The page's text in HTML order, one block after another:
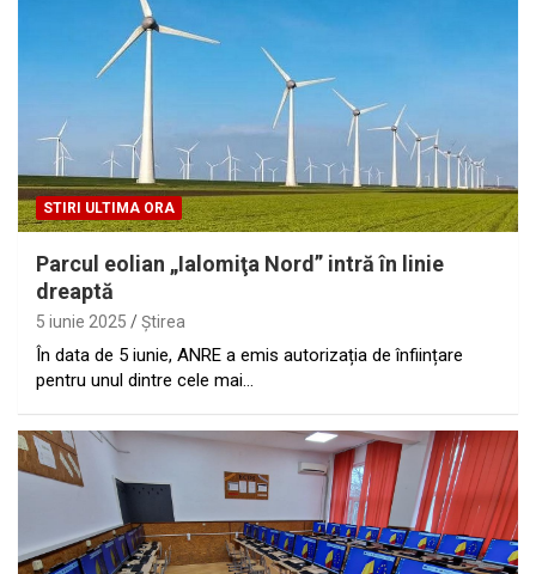
STIRI ULTIMA ORA
Parcul eolian „Ialomiţa Nord” intră în linie
dreaptă
5 iunie 2025 Ştirea
În data de 5 iunie, ANRE a emis autorizația de înființare
pentru unul dintre cele mai…